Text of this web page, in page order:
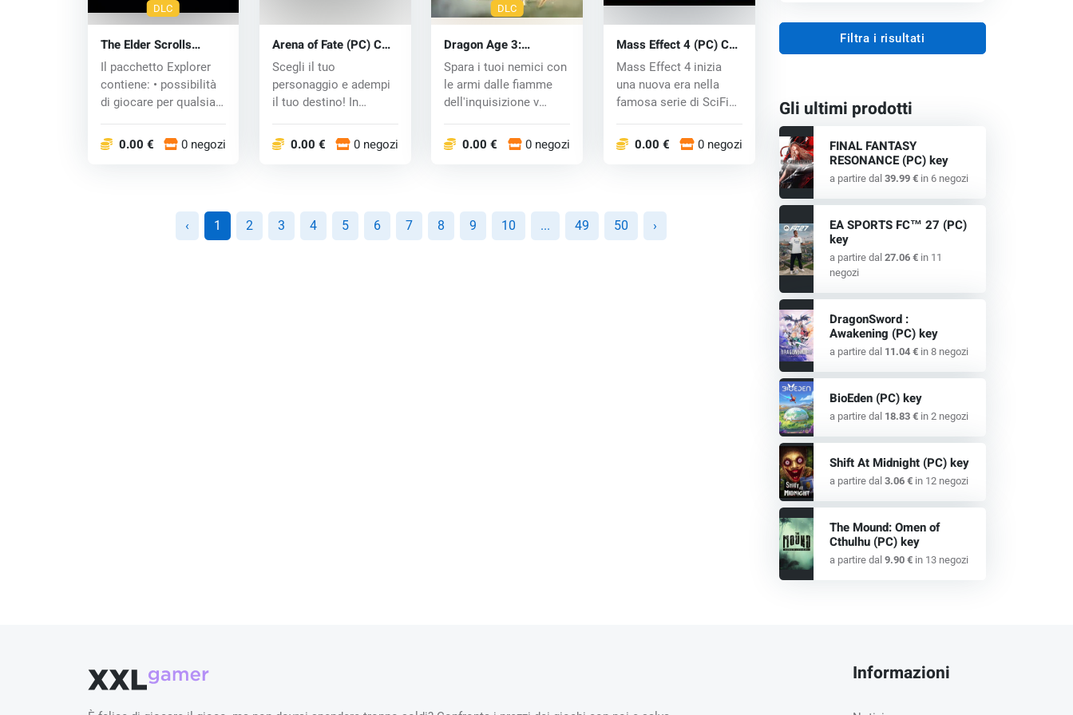
DLC
The Elder Scrolls
Online: Explorer Pack
(PC) CD key
Il pacchetto Explorer
contiene: • possibilità
di giocare per qualsiasi
0.00 € 0 negozi
Arena of Fate (PC) CD
key
Scegli il tuo
personaggio e adempi
il tuo destino! In
con...0.00 € 0 negozi
DLC
Dragon Age 3:
Inquisition Flames of
Inquisition Weapons
Arsenal DLC (PC) CD
key
Spara i tuoi nemici con
le armi dalle fiamme
dell'inquisizione v
0.00 € 0 negozi
Mass Effect 4 (PC) CD
key
Mass Effect 4 inizia
una nuova era nella
famosa serie di SciFi
0.00 € 0 negozi
‹ 1 2 3 4 5 6 7 8 9 10 ... 49 50 ›
Filtra i risultati
Gli ultimi prodotti
FINAL FANTASY
RESONANCE (PC) key
a partire dal 39.99 €in 6 negozi
EA SPORTS FC™ 27 (PC)
key
a partire dal 27.06 €in 11
negozi
DragonSword :
Awakening (PC) key
a partire dal 11.04 €in 8 negozi
BioEden (PC) key
a partire dal 18.83 €in 2 negozi
Shift At Midnight (PC) key
a partire dal 3.06 €in 12 negozi
The Mound: Omen of
Cthulhu (PC) key
a partire dal 9.90 €in 13 negozi
Informazioni